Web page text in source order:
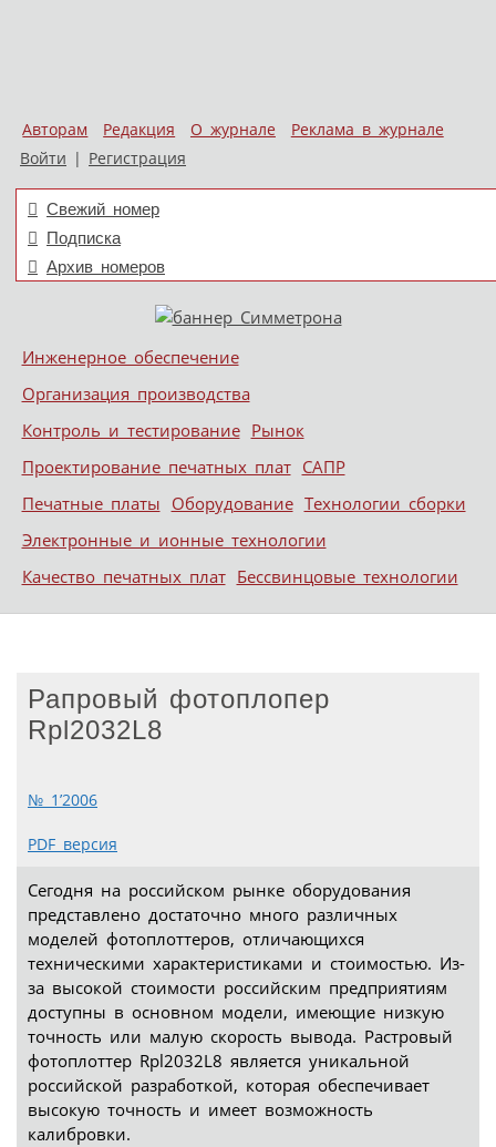
Авторам Редакция О журнале
Реклама в журнале
Войти | Регистрация
Свежий номер
Подписка
Архив номеров
Меню
Skip to content
Инженерное обеспечение
Организация производства
Контроль и тестирование Рынок
Проектирование печатных плат САПР
Печатные платы Оборудование Технологии сборки
Электронные и ионные технологии
Качество печатных плат Бессвинцовые технологии
Рапровый фотоплопер
Rpl2032L8
№ 1’2006
PDF версия
Сегодня на российском рынке оборудования
представлено достаточно много различных
моделей фотоплоттеров, отличающихся
техническими характеристиками и стоимостью. Из-
за высокой стоимости российским предприятиям
доступны в основном модели, имеющие низкую
точность или малую скорость вывода. Растровый
фотоплоттер Rpl2032L8 является уникальной
российской разработкой, которая обеспечивает
высокую точность и имеет возможность
калибровки.